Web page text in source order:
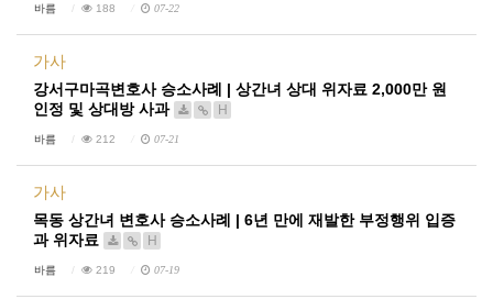
바름 188 07-22
가사
강서구마곡변호사 승소사례 | 상간녀 상대 위자료 2,000만 원
인정 및 상대방 사과
H
바름 212 07-21
가사
목동 상간녀 변호사 승소사례 | 6년 만에 재발한 부정행위 입증
과 위자료
H
바름 219 07-19